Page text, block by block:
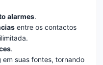
alarmes.
entre os contactos
.
em suas fontes, tornando